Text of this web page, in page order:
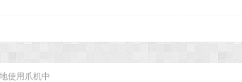
使用爪机中